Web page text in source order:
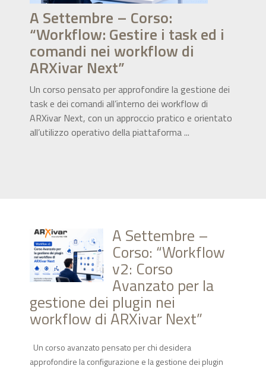
A Settembre – Corso:
“Workflow: Gestire i task ed i
comandi nei workflow di
ARXivar Next”
Un corso pensato per approfondire la gestione dei
task e dei comandi all’interno dei workflow di
ARXivar Next, con un approccio pratico e orientato
all’utilizzo operativo della piattaforma ...
A Settembre –
Corso: “Workflow
v2: Corso
Avanzato per la
gestione dei plugin nei
workflow di ARXivar Next”
Un corso avanzato pensato per chi desidera
approfondire la configurazione e la gestione dei plugin